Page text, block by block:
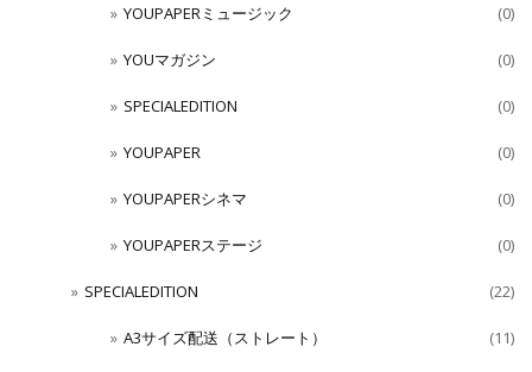
YOUPAPERミュージック (0)
YOUマガジン (0)
SPECIALEDITION (0)
YOUPAPER (0)
YOUPAPERシネマ (0)
YOUPAPERステージ (0)
SPECIALEDITION (22)
A3サイズ配送（ストレート） (11)